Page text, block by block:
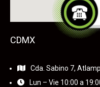
CDMX
Cda. Sabino 7,
Lun – Vie 10:00 a